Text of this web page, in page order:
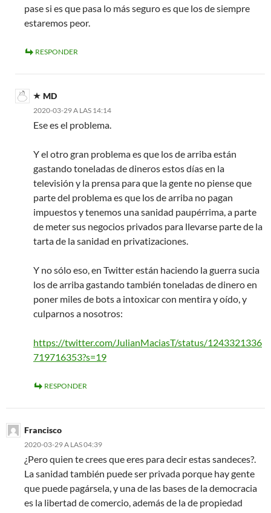
pase si es que pasa lo más seguro es que los de siempre
estaremos peor.
RESPONDER
MD
2020-03-29 A LAS 14:14
Ese es el problema.
Y el otro gran problema es que los de arriba están
gastando toneladas de dineros estos días en la
televisión y la prensa para que la gente no piense que
parte del problema es que los de arriba no pagan
impuestos y tenemos una sanidad paupérrima, a parte
de meter sus negocios privados para llevarse parte de la
tarta de la sanidad en privatizaciones.
Y no sólo eso, en Twitter están haciendo la guerra sucia
los de arriba gastando también toneladas de dinero en
poner miles de bots a intoxicar con mentira y oído, y
culparnos a nosotros:
https://twitter.com/JulianMaciasT/status/1243321336
719716353?s=19
RESPONDER
Francisco
2020-03-29 A LAS 04:39
¿Pero quien te crees que eres para decir estas sandeces?.
La sanidad también puede ser privada porque hay gente
que puede pagársela, y una de las bases de la democracia
es la libertad de comercio, además de la de propiedad